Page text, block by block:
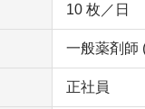
10 枚／日
一般薬剤師
正社員